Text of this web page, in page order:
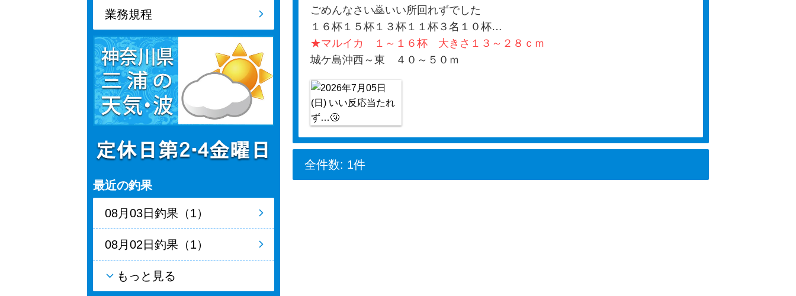
ごめんなさい🙇いい所回れずでした
１６杯１５杯１３杯１１杯３名１０杯…
★マルイカ １～１６杯 大きさ１３～２８ｃｍ
城ケ島沖西～東 ４０～５０ｍ
全件数: 1件
業務規程
最近の釣果
08月03日釣果（1）
08月02日釣果（1）
もっと見る